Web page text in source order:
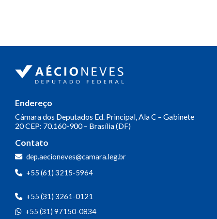
Endereço
Câmara dos Deputados Ed. Principal, Ala C – Gabinete
20CEP: 70.160-900 – Brasília (DF)
Contato
dep.aecioneves@camara.leg.br
+55 (61) 3215-5964
+55 (31) 3261-0121
+55 (31) 97150-0834